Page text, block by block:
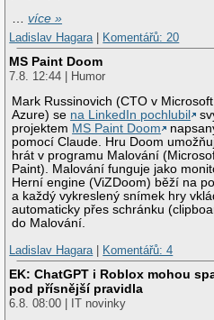
…více »
Ladislav Hagara| Komentářů: 20
MS Paint Doom
7.8. 12:44 | Humor
Mark Russinovich (CTO v Microsoft
Azure) se na LinkedIn pochlubil
projektem MS Paint Doom
pomocí Claude. Hru Doom
hrát v programu Malování
Paint). Malování funguje jako
Herní engine (ViZDoom) běží na
a každý vykreslený snímek hry
automaticky přes schránku
do Malování.
Ladislav Hagara| Komentářů: 4
EK: ChatGPT i Roblox mohou
pod přísnější pravidla
6.8. 08:00 | IT novinky